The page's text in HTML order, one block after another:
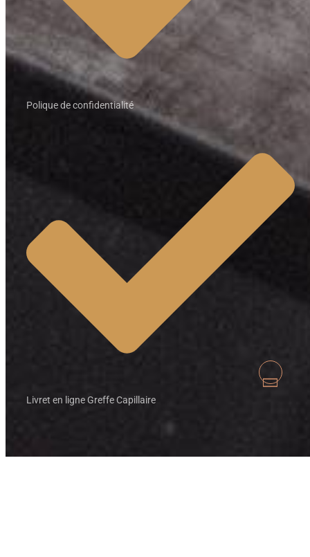
Polique de confidentialité
Livret en ligne Greffe Capillaire